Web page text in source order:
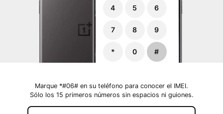
Marque *#06# en su teléfono para conocer el IMEI.
Sólo los 15 primeros números sin espacios ni guiones.
4 5 6
7 8 9
* 0 #